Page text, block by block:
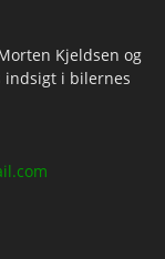
Kjeldsen og
indsigt i bilernes